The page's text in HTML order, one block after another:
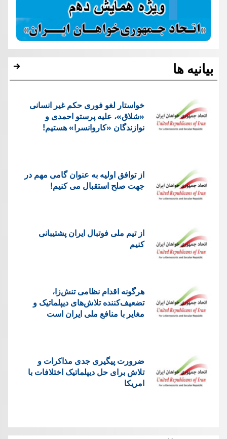
بیانیه ها
خواستار لغو فوری حکم غیر انسانی
«شلاق»، علیه پرستو احمدی و
نوازندگان «کاروانسرا» هستیم!
از توافق اولیه به عنوان گامی مهم در
جهت صلح استقبال می کنیم!
از تیم ملی فوتبال ایران پشتیبانی
کنیم
هرگونه اقدام نظامی تنش‌زا،
تضعیف‌کننده تلاش‌های دیپلماتیک و
مغایر با منافع ملی ایران است
ضرورت پیگیری جدی مذاکرات و
تلاش برای حل دیپلماتیک اختلافات با
امریکا